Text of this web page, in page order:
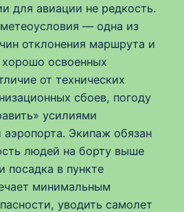
для авиации не редкость.
— одна из
отклонения маршрута и
освоенных
от технических
сбоев, погоду
усилиями
Экипаж обязан
людей на борту выше
посадка в пункте
минимальным
уводить самолет